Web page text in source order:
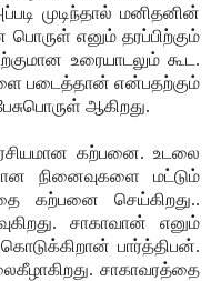
முடிந்தால் மனிதனின்
எனும் தரப்பிற்கும்
உரையாடலும் கூட.
படைத்தான் என்பதற்கும்
ஆகிறது.
கற்பனை. உடலை
நினைவுகளை மட்டும்
கற்பனை செய்கிறது..
சாகாவான் எனும்
பார்த்திபன்.
சாகாவரத்தை